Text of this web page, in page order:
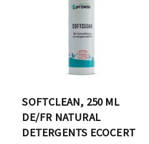
SOFTCLEAN, 250 ML
DE/FR NATURAL
DETERGENTS ECOCERT